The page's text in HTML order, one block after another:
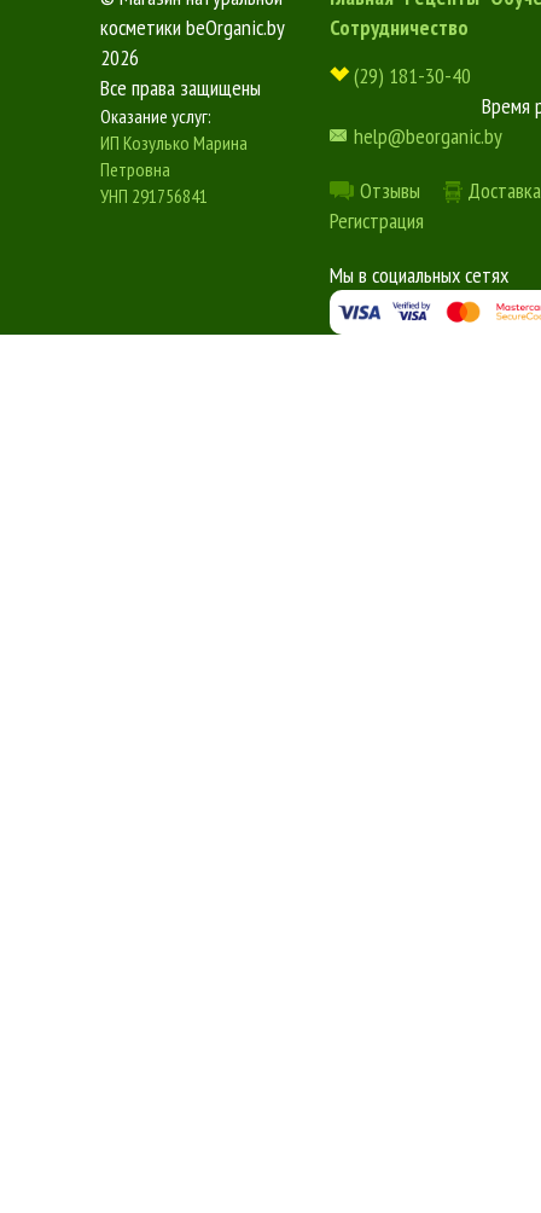
косметики beOrganic.by
2026
Все права защищены
Оказание услуг:
ИП Козулько Марина
Петровна
УНП 291756841
Сотрудничество
(29) 181-30-40
Время
help@beorganic.by
Отзывы
Регистрация
Мы в социальных сетях